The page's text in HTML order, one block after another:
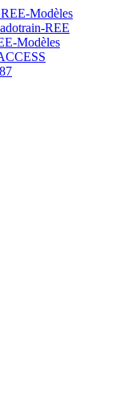
Modèles
REE
Modèles